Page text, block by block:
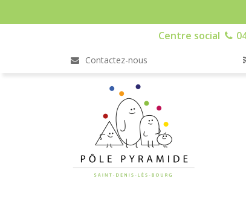
Centre social
Contactez-nous